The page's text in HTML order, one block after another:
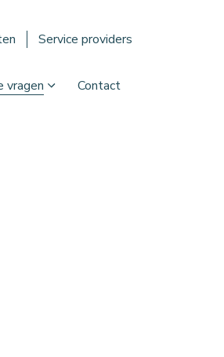
Service providers
vragen Contact